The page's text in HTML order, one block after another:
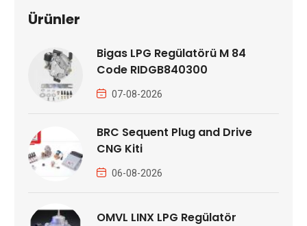
Ürünler
Bigas LPG Regülatörü M 84
Code RIDGB840300
07-08-2026
BRC Sequent Plug and Drive
CNG Kiti
06-08-2026
OMVL LINX LPG Regülatör